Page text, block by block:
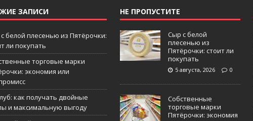
ЗАПИСИ
белой плесенью из Пятёрочки:
ли покупать
торговые марки
экономия или
как получать двойные
и максимальную выгоду
НЕ ПРОПУСТИТЕ
Сыр с белой
плесенью из
Пятёрочки: стоит ли
покупать
5 августа, 2026 0
Собственные
торговые марки
Пятёрочки: экономия